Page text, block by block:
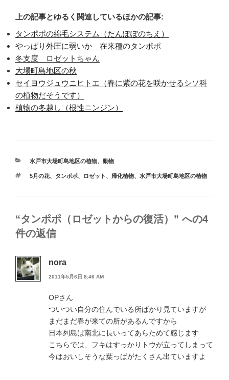
上の記事とゆるく関連しているほかの記事:
タンポポの綿毛システム（たんぽぽのちえ）
やっぱり外圧に弱いか 在来種のタンポポ
冬支度 ロゼットちゃん
大場町島地区の秋
セイヨウジュウニヒトエ（春に紫の花を咲かせるシソ科
の植物だそうです）
植物の冬越し（根性ニンジン）
カ
ゴ
水戸市大場町島地区の植物、動物
タ
5月の花、 タンポポ、 ロゼット 、 帰化植物、 水戸市大場町島地区の植物
“タンポポ（ロゼットからの復活）” への4
件の返信
nora
2011年5月6日 8:46 AM
OPさん
ついつい自分の住んでいる所ばかり見ていますが
まだまだ春が来ての所があるんですから
日本列島は南北に長いってあらためて感じます
こちらでは、フキはすっかりトウが立ってしまって
今はおいしそうな葉っぱがたくさん出ていますよ